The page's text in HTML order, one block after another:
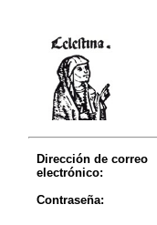
Dirección de correo
electrónico:
Contraseña: